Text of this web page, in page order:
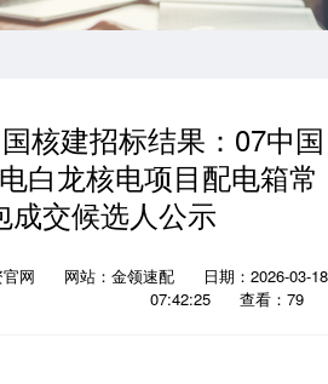
核建招标结果：07中国
白龙核电项目配电箱常
成交候选人公示
网 网站：金领速配
日期：2026-03-18
07:42:25
查看：79